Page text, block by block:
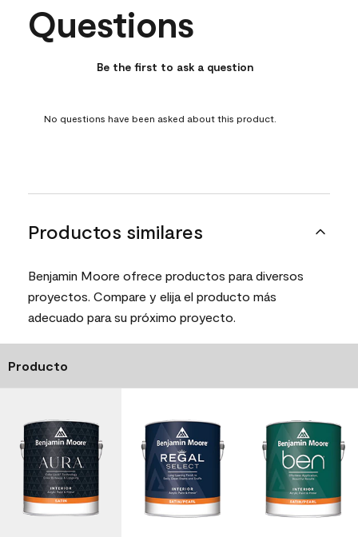
No questions have been asked about this product.
Questions
Be the first to ask a question
No questions have been asked about this product.
Productos similares
Benjamin Moore ofrece productos para diversos
proyectos. Compare y elija el producto más
adecuado para su próximo proyecto.
Producto